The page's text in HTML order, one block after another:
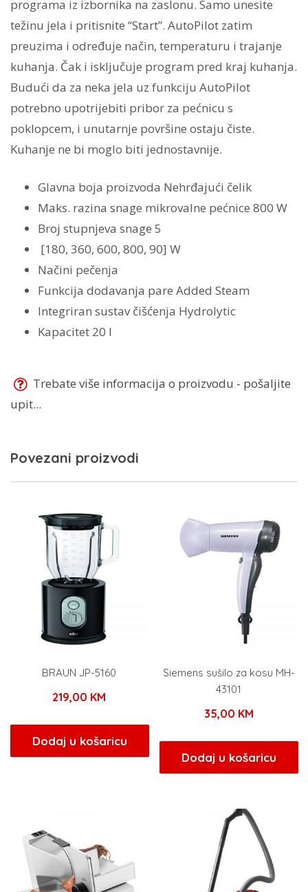
programa iz izbornika na zaslonu. Samo unesite
težinu jela i pritisnite “Start”. AutoPilot zatim
preuzima i određuje način, temperaturu i trajanje
kuhanja. Čak i isključuje program pred kraj kuhanja.
Budući da za neka jela uz funkciju AutoPilot
potrebno upotrijebiti pribor za pećnicu s
poklopcem, i unutarnje površine ostaju čiste.
Kuhanje ne bi moglo biti jednostavnije.
Glavna boja proizvoda Nehrđajući čelik
Maks. razina snage mikrovalne pećnice 800 W
Broj stupnjeva snage 5
[180, 360, 600, 800, 90] W
Načini pečenja
Funkcija dodavanja pare Added Steam
Integriran sustav čišćenja Hydrolytic
Kapacitet 20 l
Trebate više informacija o proizvodu - pošaljite
upit...
Povezani proizvodi
BRAUN JP-5160
219,00 KM
Dodaj u košaricu
Siemens sušilo za kosu MH-
43101
35,00 KM
Dodaj u košaricu